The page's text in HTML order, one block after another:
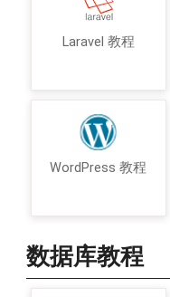
Laravel 教程
WordPress 教程
数据库教程